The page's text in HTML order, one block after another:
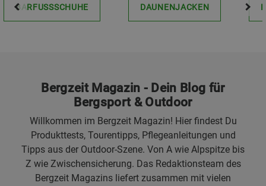
BARFUSSSCHUHE DAUNENJACKEN
Bergzeit Magazin - Dein Blog für
Bergsport & Outdoor
Willkommen im Bergzeit Magazin! Hier findest Du
Produkttests, Tourentipps, Pflegeanleitungen und
Tipps aus der Outdoor-Szene. Von A wie Alpspitze bis
Z wie Zwischensicherung. Das Redaktionsteam des
Bergzeit Magazins liefert zusammen mit vielen